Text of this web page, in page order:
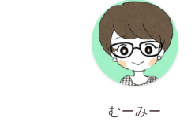
むーみー